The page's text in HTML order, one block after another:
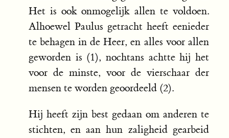
Het is ook onmogelijk allen te voldoen.
Alhoewel Paulus getracht heeft eenieder
te behagen in de Heer, en alles voor allen
geworden is (1), nochtans achtte hij het
voor de minste, voor de vierschaar der
mensen te worden geoordeeld (2).
Hij heeft zijn best gedaan om anderen te
stichten, en aan hun zaligheid gearbeid